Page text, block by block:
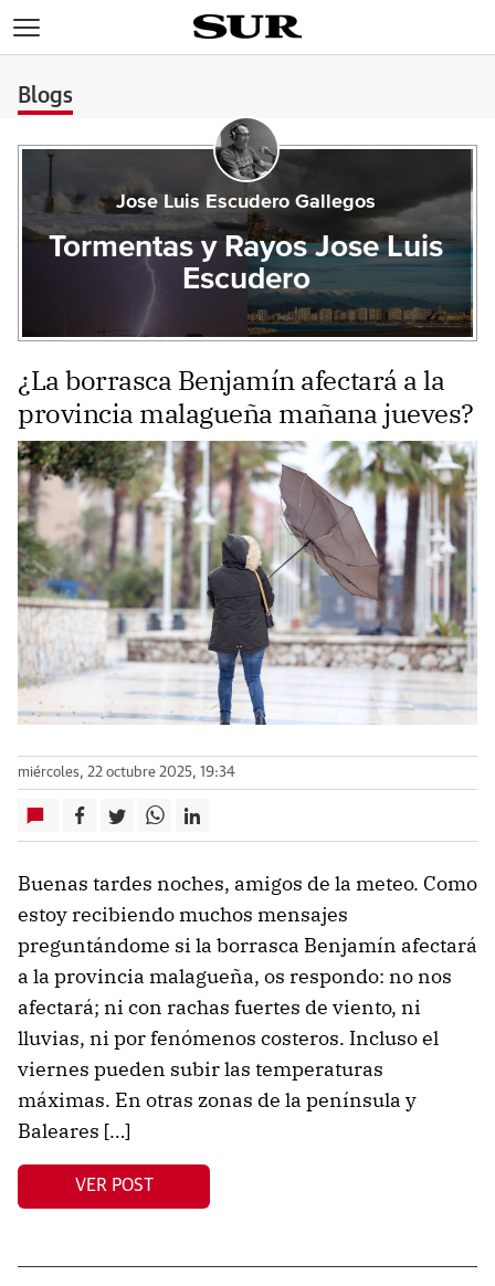
Blogs
Jose Luis Escudero Gallegos
Tormentas y Rayos Jose Luis
Escudero
¿La borrasca Benjamín afectará a la
provincia malagueña mañana jueves?
miércoles, 22 octubre 2025, 19:34
Buenas tardes noches, amigos de la meteo. Como
estoy recibiendo muchos mensajes
preguntándome si la borrasca Benjamín afectará
a la provincia malagueña, os respondo: no nos
afectará; ni con rachas fuertes de viento, ni
lluvias, ni por fenómenos costeros. Incluso el
viernes pueden subir las temperaturas
máximas. En otras zonas de la península y
Baleares […]
VER POST